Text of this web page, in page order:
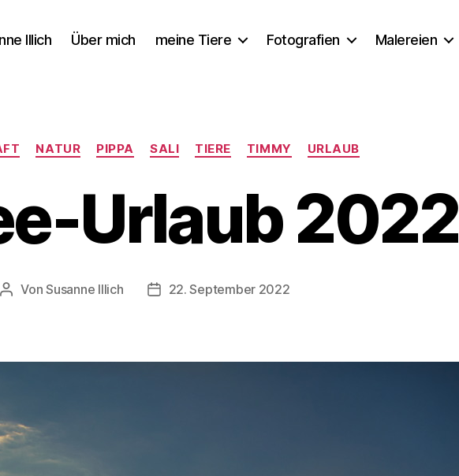
Illich Über mich meine Tiere Fotografien Malereien
Kategorien
NATUR PIPPA SALI TIERE TIMMY URLAUB
Urlaub 2022
Beitragsautor
VonSusanne Illich Veröffentlichungsdatum
22. September 2022